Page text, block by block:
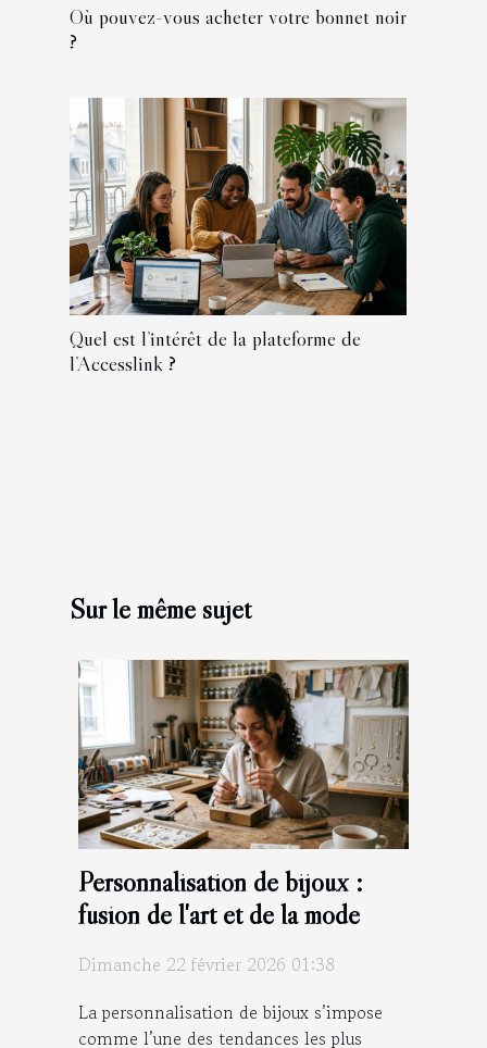
Où pouvez-vous acheter votre bonnet noir
?
Quel est l’intérêt de la plateforme de
l’Accesslink ?
Sur le même sujet
Personnalisation de bijoux :
fusion de l'art et de la mode
Dimanche 22 février 2026 01:38
La personnalisation de bijoux s’impose
comme l’une des tendances les plus